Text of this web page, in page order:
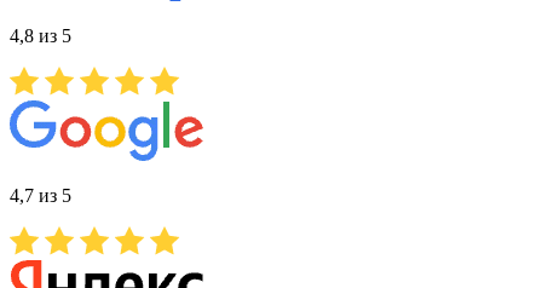
4,8 из 5
4,7 из 5